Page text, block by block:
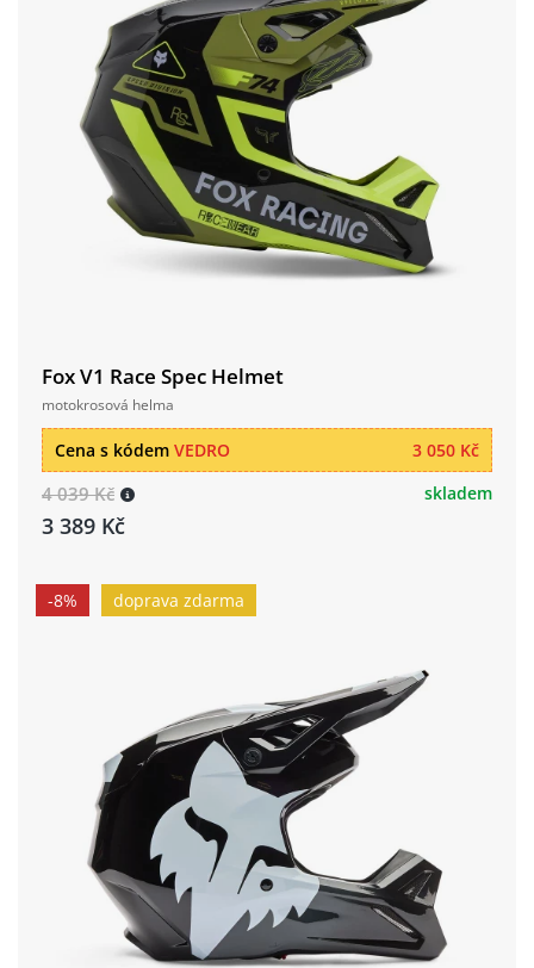
Fox V1 Race Spec Helmet
motokrosová helma
3 050 Kč
Cena s kódem VEDRO
4 039 Kč
3 389 Kč
skladem
-8% doprava zdarma